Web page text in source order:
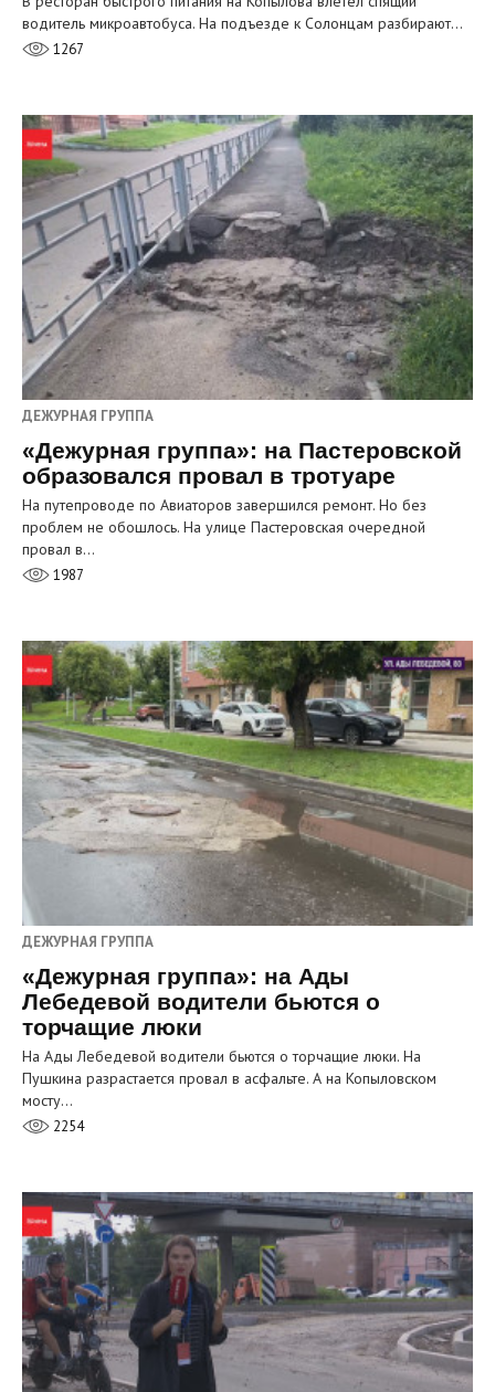
водитель микроавтобуса. На подъезде к Солонцам разбирают…
1267
ДЕЖУРНАЯ ГРУППА
«Дежурная группа»: на Пастеровской
образовался провал в тротуаре
На путепроводе по Авиаторов завершился ремонт. Но без
проблем не обошлось. На улице Пастеровская очередной
провал в…
1987
ДЕЖУРНАЯ ГРУППА
«Дежурная группа»: на Ады
Лебедевой водители бьются о
торчащие люки
На Ады Лебедевой водители бьются о торчащие люки. На
Пушкина разрастается провал в асфальте. А на Копыловском
мосту…
2254